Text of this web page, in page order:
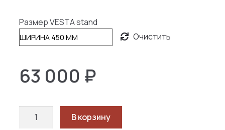
71
Размер VESTA stand
Очистить
63 000 ₽
Количество
В корзину